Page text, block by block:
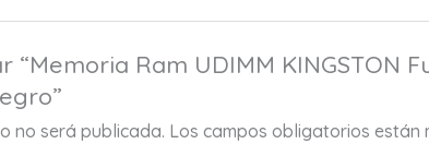
Ram UDIMM KINGSTON
no será publicada. Los campos obligatorios están